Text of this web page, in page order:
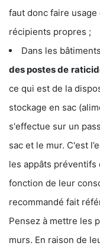
faut donc faire usage
récipients propres ;
Dans les
des postes de
ce qui est de la
stockage en sac
s'effectue sur un
sac et le mur. C'est
les appâts
fonction de leur
recommandé fait
Pensez à mettre les
murs. En raison de